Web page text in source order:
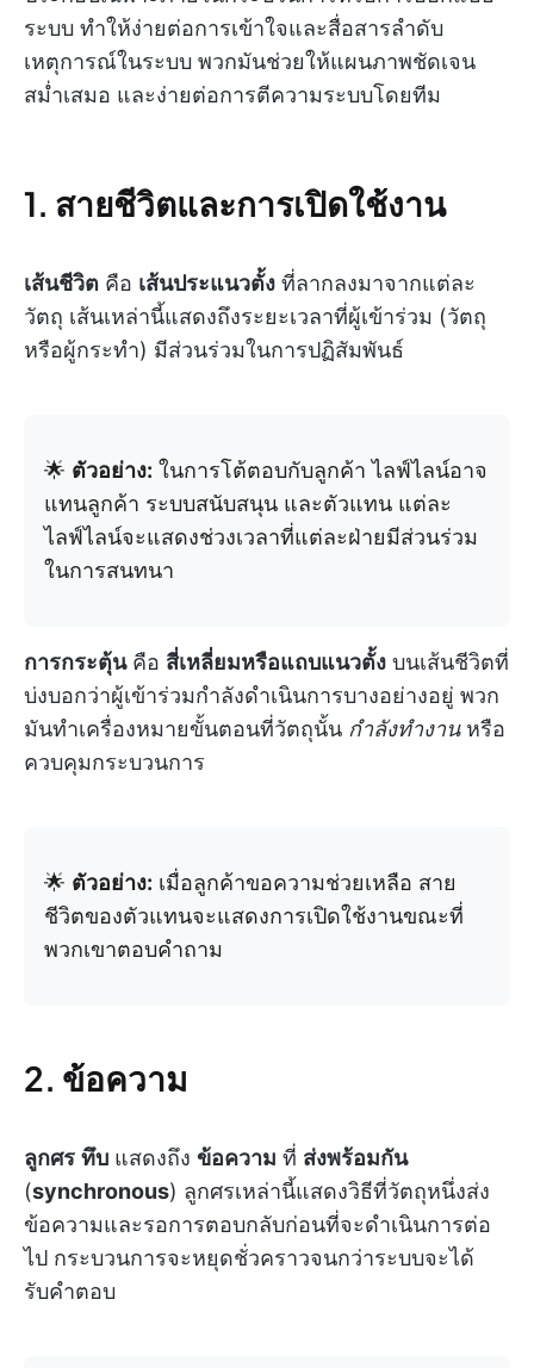
ระบบ ทำให้ง่ายต่อการเข้าใจและสื่อสารลำดับ
เหตุการณ์ในระบบ พวกมันช่วยให้แผนภาพชัดเจน
สม่ำเสมอ และง่ายต่อการตีความระบบโดยทีม
1. สายชีวิตและการเปิดใช้งาน
เส้นชีวิต คือ เส้นประแนวตั้ง ที่ลากลงมาจากแต่ละ
วัตถุ เส้นเหล่านี้แสดงถึงระยะเวลาที่ผู้เข้าร่วม (วัตถุ
หรือผู้กระทำ) มีส่วนร่วมในการปฏิสัมพันธ์
🌟 ตัวอย่าง: ในการโต้ตอบกับลูกค้า ไลฟ์ไลน์อาจ
แทนลูกค้า ระบบสนับสนุน และตัวแทน แต่ละ
ไลฟ์ไลน์จะแสดงช่วงเวลาที่แต่ละฝ่ายมีส่วนร่วม
ในการสนทนา
การกระตุ้นคือ สี่เหลี่ยมหรือแถบแนวตั้ง บนเส้นชีวิตที่
บ่งบอกว่าผู้เข้าร่วมกำลังดำเนินการบางอย่างอยู่ พวก
มันทำเครื่องหมายขั้นตอนที่วัตถุนั้น กำลังทำงาน หรือ
ควบคุมกระบวนการ
🌟 ตัวอย่าง: เมื่อลูกค้าขอความช่วยเหลือ สาย
ชีวิตของตัวแทนจะแสดงการเปิดใช้งานขณะที่
พวกเขาตอบคำถาม
2. ข้อความ
ลูกศร ทึบ แสดงถึง ข้อความ ที่ ส่งพร้อมกัน
(synchronous) ลูกศรเหล่านี้แสดงวิธีที่วัตถุหนึ่งส่ง
ข้อความและรอการตอบกลับก่อนที่จะดำเนินการต่อ
ไป กระบวนการจะหยุดชั่วคราวจนกว่าระบบจะได้
รับคำตอบ